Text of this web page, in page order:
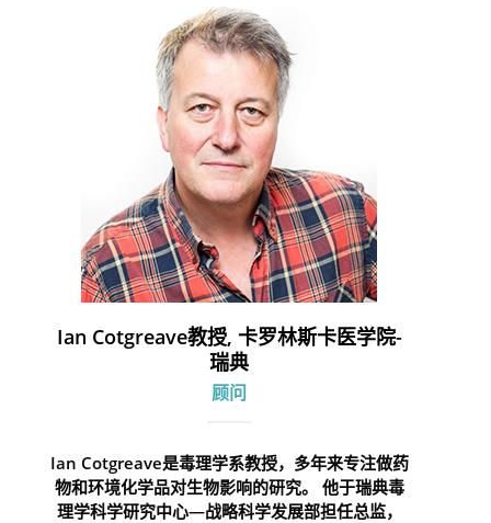
Ian Cotgreave教授, 卡罗林斯卡医学院-
瑞典
顾问
Ian Cotgreave是毒理学系教授，多年来专注做药
物和环境化学品对生物影响的研究。 他于瑞典毒
理学科学研究中心—战略科学发展部担任总监，